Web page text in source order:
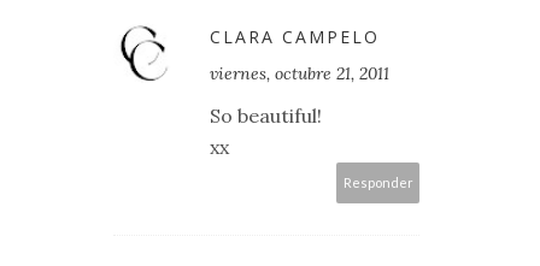
CLARA CAMPELO
viernes, octubre 21, 2011
So beautiful!
xx
Responder